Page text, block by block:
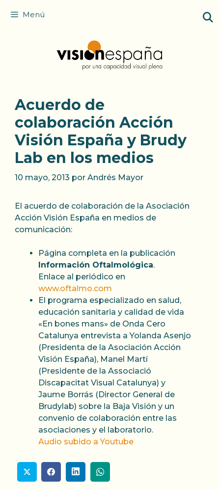
Menú
Acuerdo de
colaboración Acción
Visión España y Brudy
Lab en los medios
10 mayo, 2013 por Andrés Mayor
El acuerdo de colaboración de la Asociación
Acción Visión España en medios de
comunicación:
Página completa en la publicación
Información Oftalmológica.
Enlace al periódico en
www.oftalmo.com
El programa especializado en salud,
educación sanitaria y calidad de vida
«En bones mans» de Onda Cero
Catalunya entrevista a Yolanda Asenjo
(Presidenta de la Asociación Acción
Visión España), Manel Martí
(Presidente de la Associació
Discapacitat Visual Catalunya) y
Jaume Borrás (Director General de
Brudylab) sobre la Baja Visión y un
convenio de colaboración entre las
asociaciones y el laboratorio.
Audio subido a Youtube